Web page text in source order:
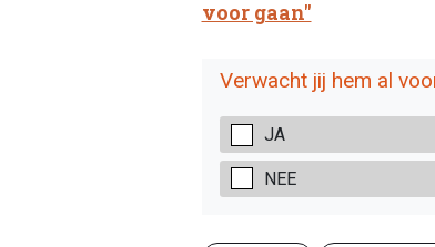
voor gaan"
Verwacht jij hem al
JA
NEE